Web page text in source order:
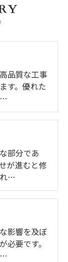
品質な工事
す。優れた
部分であ
が進むと修
…
影響を及ぼ
必要です。